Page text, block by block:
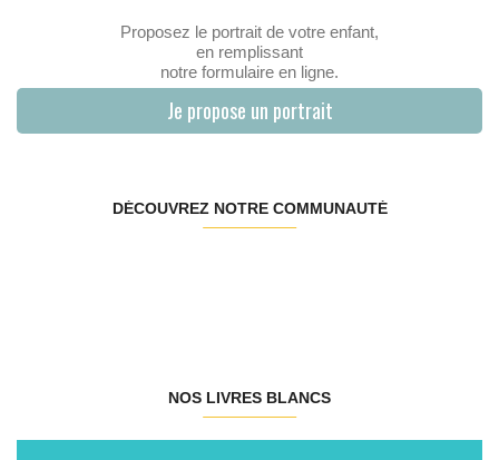
Proposez le portrait de votre enfant,
en remplissant
notre formulaire en ligne.
Je propose un portrait
DÉCOUVREZ NOTRE COMMUNAUTÉ
NOS LIVRES BLANCS